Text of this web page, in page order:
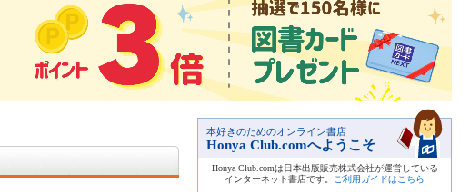
本好きのためのオンライン書店
Honya Club.comへようこそ
Honya Club.comは日本出版販売株式会社が運営している
インターネット書店です。
ご利用ガイドはこちら